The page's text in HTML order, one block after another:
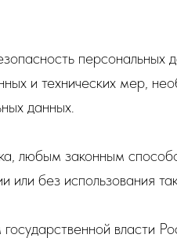
персональных
и технических мер,
данных.
любым законным
без использования
власти